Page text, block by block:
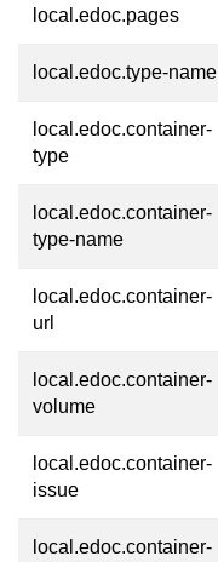
local.edoc.pages
local.edoc.type-name
local.edoc.container-
type
local.edoc.container-
type-name
local.edoc.container-
url
local.edoc.container-
volume
local.edoc.container-
issue
local.edoc.container-